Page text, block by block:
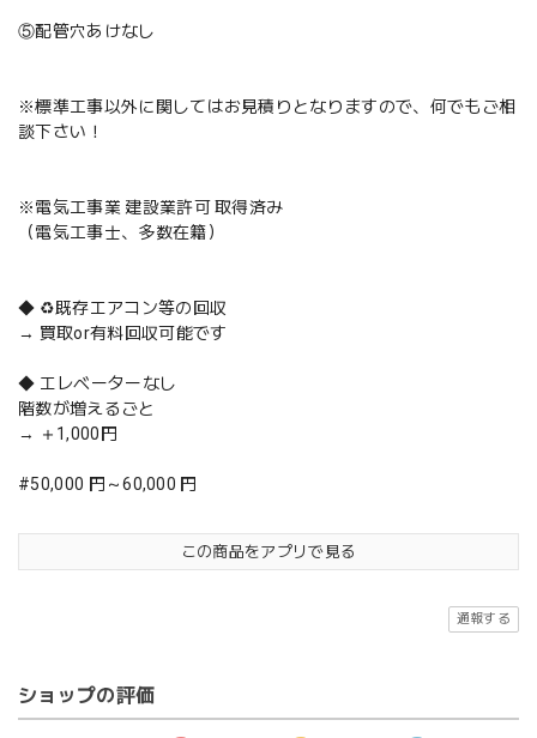
⑤配管穴あけなし
※標準工事以外に関してはお見積りとなりますので、何でもご相
談下さい！
※電気工事業 建設業許可 取得済み
（電気工事士、多数在籍）
◆ ♻️既存エアコン等の回収
→ 買取or有料回収可能です
◆ エレベーターなし
階数が増えるごと
→ ＋1,000円
#50,000 円～60,000 円
この商品をアプリで見る
通報する
ショップの評価